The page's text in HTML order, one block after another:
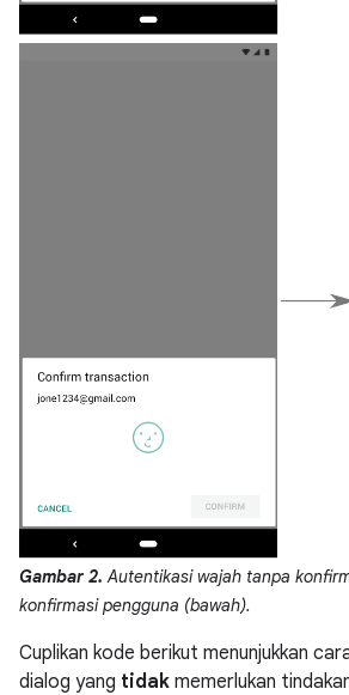
Gambar 2. Autentikasi wajah tanpa
konfirmasi pengguna (bawah).
Cuplikan kode berikut menunjukkan
dialog yang tidak memerlukan